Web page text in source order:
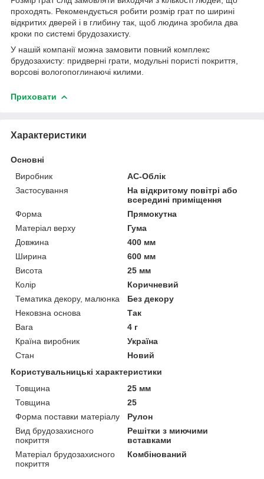
проходять. Рекомендується робити розмір грат по ширині
відкритих дверей і в глибину так, щоб людина зробила два
кроки по системі брудозахисту.
У нашій компанії можна замовити повний комплекс
брудозахисту: придверні грати, модульні пористі покриття,
ворсові вологопоглинаючі килими.
Приховати
Характеристики
Основні
Виробник
АС-Облік
Застосування
На відкритому повітрі або
всередині приміщення
Форма
Прямокутна
Матеріал верху
Гума
Довжина
400 мм
Ширина
600 мм
Висота
25 мм
Колір
Коричневий
Тематика декору, малюнка
Без декору
Нековзна основа
Так
Вага
4 г
Країна виробник
Україна
Стан
Новий
Користувальницькі характеристики
Товщина
25 мм
Товщина
25
Форма поставки матеріалу
Рулон
Вид брудозахисного
покриття
Решітки з миючими
вставками
Матеріал брудозахисного
покриття
Комбінований